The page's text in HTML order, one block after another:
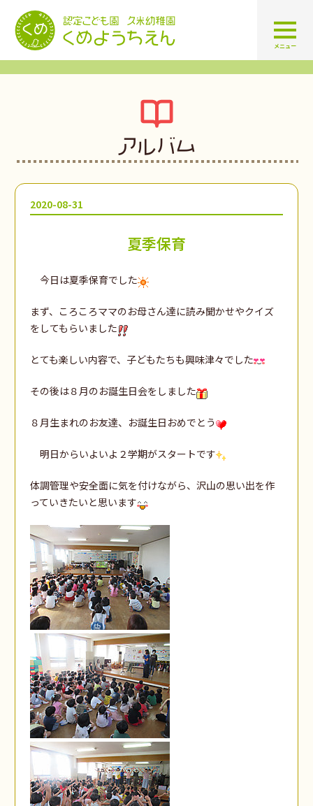
認定こども園 学校法人久米幼
メニュー
アルバム
2020-08-31
夏季保育
今日は夏季保育でした
まず、ころころママのお母さん達に読み聞かせやクイズ
をしてもらいました
とても楽しい内容で、子どもたちも興味津々でした
その後は８月のお誕生日会をしました
８月生まれのお友達、お誕生日おめでとう
明日からいよいよ２学期がスタートです
体調管理や安全面に気を付けながら、沢山の思い出を作
っていきたいと思います